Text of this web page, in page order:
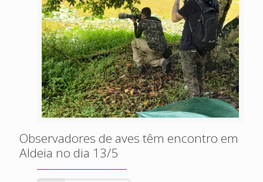
Observadores de aves têm encontro em
Aldeia no dia 13/5